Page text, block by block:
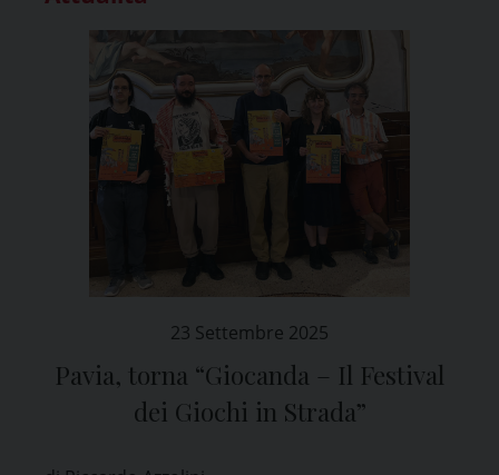
23 Settembre 2025
Pavia, torna “Giocanda – Il Festival
dei Giochi in Strada”